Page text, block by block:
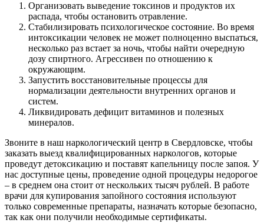
Организовать выведение токсинов и продуктов их
распада, чтобы остановить отравление.
Стабилизировать психологическое состояние. Во время
интоксикации человек не может полноценно выспаться,
несколько раз встает за ночь, чтобы найти очередную
дозу спиртного. Агрессивен по отношению к
окружающим.
Запустить восстановительные процессы для
нормализации деятельности внутренних органов и
систем.
Ликвидировать дефицит витаминов и полезных
минералов.
Звоните в наш наркологический центр в Свердловске, чтобы
заказать выезд квалифицированных наркологов, которые
проведут детоксикацию и поставят капельницу после запоя. У
нас доступные цены, проведение одной процедуры недорогое
– в среднем она стоит от нескольких тысяч рублей. В работе
врачи для купирования запойного состояния используют
только современные препараты, назначать которые безопасно,
так как они получили необходимые сертификаты.